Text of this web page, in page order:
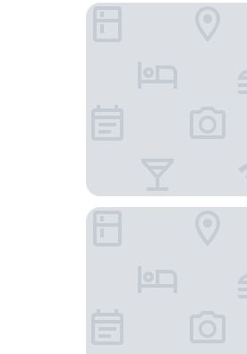
Aston Inn Batu - Malang
Golden Hill by Golden